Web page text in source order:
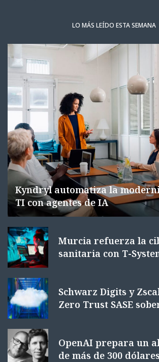
LO MÁS LEÍDO ESTA SEMANA
Kyndryl automatiza la
TI con agentes de IA
Murcia refuerza la
sanitaria con T-
Schwarz Digits y
Zero Trust SASE
OpenAI prepara un
de más de 300